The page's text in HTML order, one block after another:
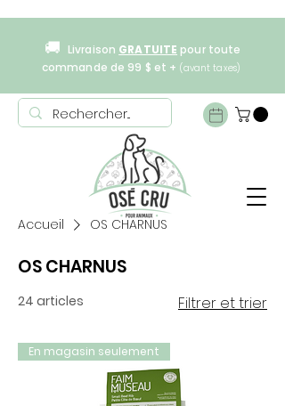
🚚 Livraison GRATUITE pour toute
commande de 99 $ et + (avant taxes)
Accueil OS CHARNUS
OS CHARNUS
24 articles Filtrer et trier
En magasin seulement